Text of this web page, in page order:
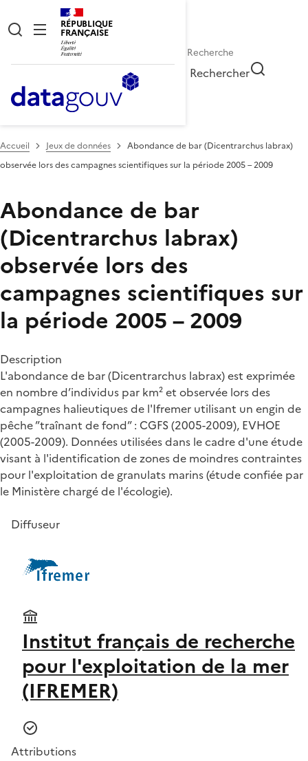
RÉPUBLIQUE
FRANÇAISE
Rechercher
Accueil Jeux de données
Abondance de bar (Dicentrarchus labrax)
observée lors des campagnes scientifiques sur la période 2005 – 2009
Abondance de bar
(Dicentrarchus labrax)
observée lors des
campagnes scientifiques sur
la période 2005 – 2009
Description
L'abondance de bar (Dicentrarchus labrax) est exprimée
en nombre d’individus par km² et observée lors des
campagnes halieutiques de l'Ifremer utilisant un engin de
pêche ”traînant de fond” : CGFS (2005-2009), EVHOE
(2005-2009). Données utilisées dans le cadre d'une étude
visant à l'identification de zones de moindres contraintes
pour l'exploitation de granulats marins (étude confiée par
le Ministère chargé de l'écologie).
Diffuseur
Institut français de recherche
pour l'exploitation de la mer
(IFREMER)
Attributions